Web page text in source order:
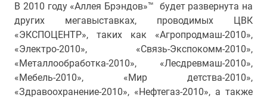
В 2010 году «Аллея Брэндов»™ будет развернута на
других мегавыставках, проводимых ЦВК
«ЭКСПОЦЕНТР», таких как «Агропродмаш-2010»,
«Электро-2010», «Связь-Экспокомм-2010»,
«Металлообработка-2010», «Лесдревмаш-2010»,
«Мебель-2010», «Мир детства-2010»,
«Здравоохранение-2010», «Нефтегаз-2010», а также